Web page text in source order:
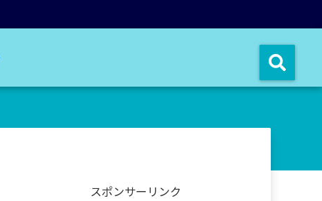
スポンサーリンク